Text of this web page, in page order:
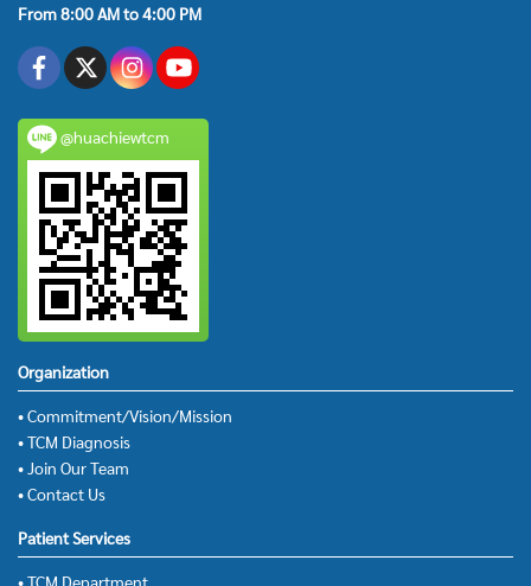
From 8:00 AM to 4:00 PM
@huachiewtcm
Organization
• Commitment/Vision/Mission
• TCM Diagnosis
• Join Our Team
• Contact Us
Patient Services